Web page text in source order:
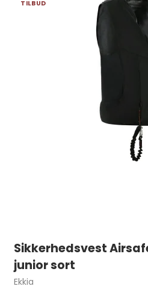
TILBUD
Sikkerhedsvest Airsafe
junior sort
Ekkia